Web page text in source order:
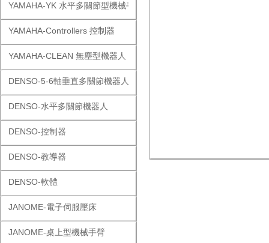
YAMAHA-YK 水平多關節型機械手
YAMAHA-Controllers 控制器
YAMAHA-CLEAN 無塵型機器人
DENSO-5-6軸垂直多關節機器人
DENSO-水平多關節機器人
DENSO-控制器
DENSO-教導器
DENSO-軟體
JANOME-電子伺服壓床
JANOME-桌上型機械手臂